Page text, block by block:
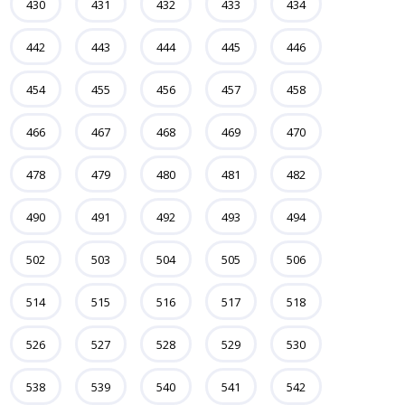
430 431 432 433 434
442 443 444 445 446
454 455 456 457 458
466 467 468 469 470
478 479 480 481 482
490 491 492 493 494
502 503 504 505 506
514 515 516 517 518
526 527 528 529 530
538 539 540 541 542